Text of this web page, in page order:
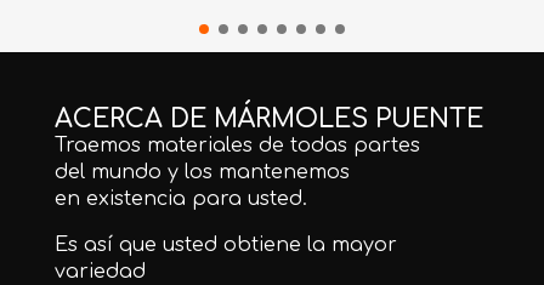
ACERCA DE MÁRMOLES PUENTE
Traemos materiales de todas partes
del mundo y los mantenemos
en existencia para usted.
Es así que usted obtiene la mayor
variedad